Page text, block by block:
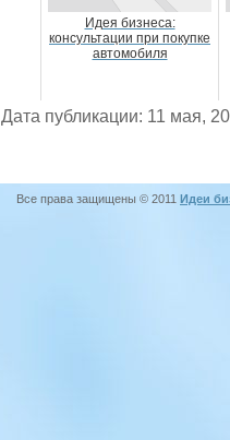
Идея бизнеса:
консультации при покупке
автомобиля
Дата публикации: 11 мая,
Все права защищены © 2011 Идеи